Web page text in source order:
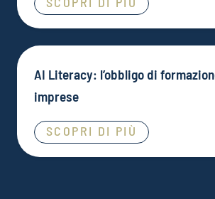
AI Literacy: l’obbligo di
imprese
SCOPRI DI PIÙ